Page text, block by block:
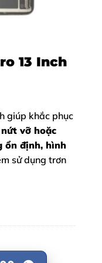
13 Inch
giúp khắc phục
vỡ hoặc
ổn định, hình
sử dụng trơn